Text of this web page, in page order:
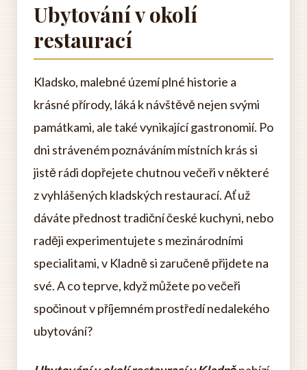
Ubytování v okolí
restaurací
Kladsko, malebné území plné historie a
krásné přírody, láká k návštěvě nejen svými
památkami, ale také vynikající gastronomií. Po
dni stráveném poznáváním místních krás si
jistě rádi dopřejete chutnou večeři v některé
z vyhlášených kladských restaurací. Ať už
dáváte přednost tradiční české kuchyni, nebo
raději experimentujete s mezinárodními
specialitami, v Kladně si zaručeně přijdete na
své. A co teprve, když můžete po večeři
spočinout v příjemném prostředí nedalekého
ubytování?